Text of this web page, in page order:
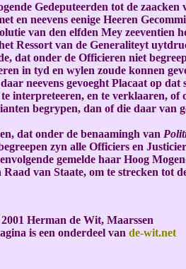
Gedeputeerden tot de zaacken
en neevens eenige Heeren
van den elfden Mey
Ressort van de Generaliteyt
dat onder de Officieren niet
in tyd en wylen zoude konnen
neevens gevoeght Placaat op
interpreteeren, en te verklaaren,
begrypen, dan of die daar
dat onder de benaamingh van
zyn alle Officiers en
gemelde haar Hoog
van Staate, om te strecken tot
Herman de Wit, Maarssen
is een onderdeel van de-wit.net